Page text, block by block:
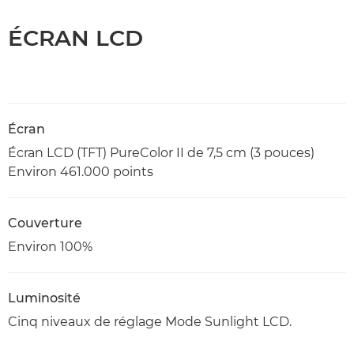
ÉCRAN LCD
Écran
Écran LCD (TFT) PureColor II de 7,5 cm (3 pouces)
Environ 461.000 points
Couverture
Environ 100%
Luminosité
Cinq niveaux de réglage Mode Sunlight LCD.